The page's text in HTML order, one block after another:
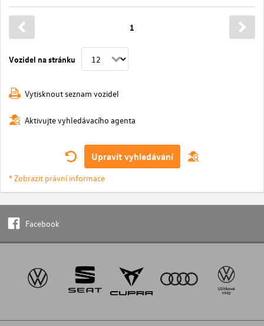
Vozidel na stránku
1
Vytisknout seznam vozidel
Aktivujte vyhledávacího agenta
Upravit vyhledávání
* Zobrazit právní informace
Facebook